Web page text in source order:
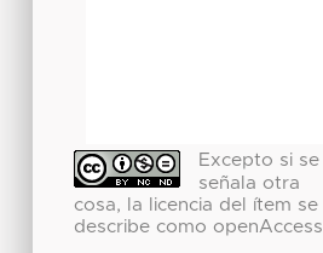
Excepto si se
señala otra
cosa, la licencia del ítem se
describe como openAccess